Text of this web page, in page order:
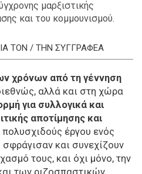
μαρξιστικής
και του κομμουνισμού.
ΤΟΝ / ΤΗΝ ΣΥΓΓΡΑΦΕΑ
χρόνων από τη γέννηση
αλλά και στη χώρα
για συλλογικά και
αποτίμησης και
πολυσχιδούς έργου ενός
και συνεχίζουν
τους, και όχι μόνο, την
των ριζοσπαστικών